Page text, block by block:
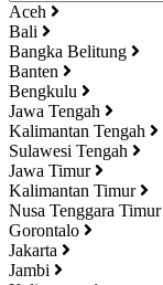
Aceh
Bali
Bangka Belitung
Banten
Bengkulu
Jawa Tengah
Kalimantan Tengah
Sulawesi Tengah
Jawa Timur
Kalimantan Timur
Nusa Tenggara Timur
Gorontalo
Jakarta
Jambi